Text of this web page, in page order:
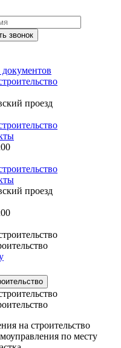
звонок
проезд
проезд
на строительство
по месту